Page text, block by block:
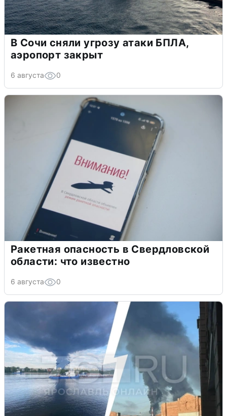
В Сочи сняли угрозу атаки БПЛА,
аэропорт закрыт
6 августа 0
Ракетная опасность в Свердловской
области: что известно
6 августа 0